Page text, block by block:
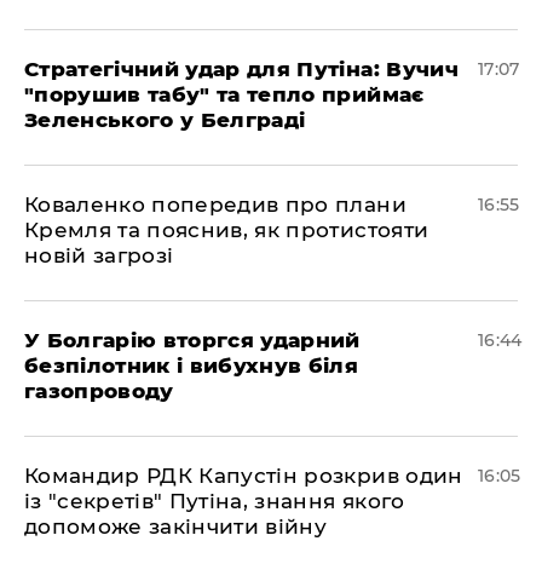
Стратегічний удар для Путіна: Вучич
"порушив табу" та тепло приймає
Зеленського у Белграді
17:07
Коваленко попередив про плани
Кремля та пояснив, як протистояти
новій загрозі
16:55
У Болгарію вторгся ударний
безпілотник і вибухнув біля
газопроводу
16:44
Командир РДК Капустін розкрив один
із "секретів" Путіна, знання якого
допоможе закінчити війну
16:05